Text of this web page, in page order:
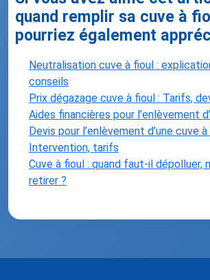
quand remplir sa cuve à
pourriez également
Neutralisation cuve à fioul :
conseils
Prix dégazage cuve à fioul : Tarifs,
Aides financières pour l’enlèvement
Devis pour l’enlèvement d’une cuve à
Intervention, tarifs
Cuve à fioul : quand faut-il dépolluer,
retirer ?